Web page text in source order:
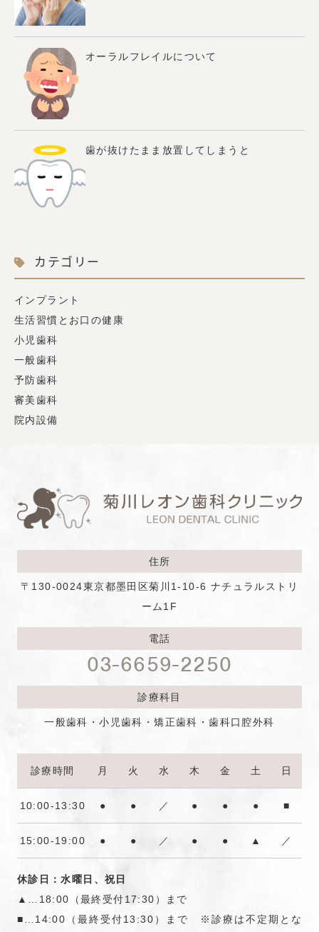
オーラルフレイルについて
歯が抜けたまま放置してしまうと
カテゴリー
インプラント
生活習慣とお口の健康
小児歯科
一般歯科
予防歯科
審美歯科
院内設備
住所
〒130-0024東京都墨田区菊川1-10-6 ナチュラルストリ
ーム1F
電話
03-6659-2250
診療科目
一般歯科・小児歯科・矯正歯科・歯科口腔外科
診療時間 月 火 水 木 金 土 日
10:00-13:30 ● ● ／ ● ● ● ■
15:00-19:00 ● ● ／ ● ● ▲ ／
休診日：水曜日、祝日
▲…18:00（最終受付17:30）まで
■…14:00（最終受付13:30）まで ※診療は不定期とな